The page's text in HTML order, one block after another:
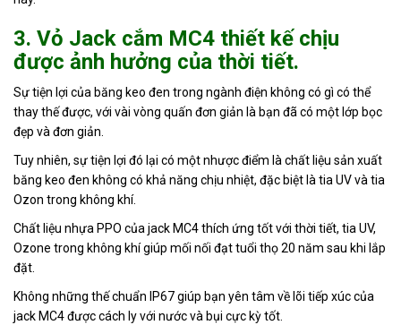
3. Vỏ Jack cắm MC4 thiết kế chịu
được ảnh hưởng của thời tiết.
Sự tiện lợi của băng keo đen trong ngành điện không có gì có thể
thay thế được, với vài vòng quấn đơn giản là bạn đã có một lớp bọc
đẹp và đơn giản.
Tuy nhiên, sự tiện lợi đó lại có một nhược điểm là chất liệu sản xuất
băng keo đen không có khả năng chịu nhiệt, đặc biệt là tia UV và tia
Ozon trong không khí.
Chất liệu nhựa PPO của jack MC4 thích ứng tốt với thời tiết, tia UV,
Ozone trong không khí giúp mối nối đạt tuổi thọ 20 năm sau khi lắp
đặt.
Không những thế chuẩn IP67 giúp bạn yên tâm về lõi tiếp xúc của
jack MC4 được cách ly với nước và bụi cực kỳ tốt.